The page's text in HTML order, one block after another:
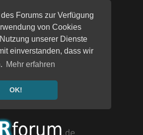
Forums zur Verfügung
von Cookies
unserer Dienste
einverstanden, dass wir
Mehr erfahren
OK!